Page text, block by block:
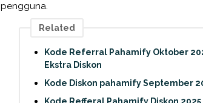
pengguna.
Related
Kode Referral Pahamify Oktober
Ekstra Diskon
Kode Diskon pahamify September
Kode Refferal Pahamify Diskon